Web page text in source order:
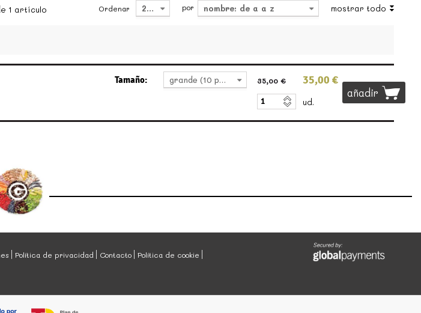
1 artículo mostrar todo
por nombre: de a a z
Ordenar 24
Tamaño: grande (10 pers) 35,00 € 35,00 €
ud.
añadir
Política de privacidad Contacto
Política de cookie